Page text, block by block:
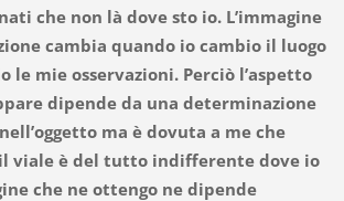
che non là dove sto io. L’immagine
cambia quando io cambio il luogo
le mie osservazioni. Perciò l’aspetto
dipende da una determinazione
ma è dovuta a me che
il viale è del tutto indifferente dove io
che ne ottengo ne dipende